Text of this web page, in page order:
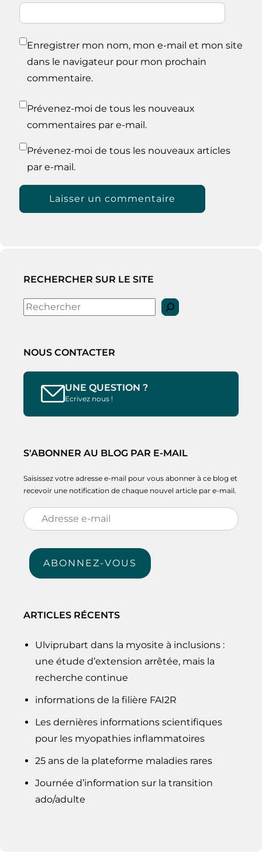
Enregistrer mon nom, mon e-mail et mon site
dans le navigateur pour mon prochain
commentaire.
Prévenez-moi de tous les nouveaux
commentaires par e-mail.
Prévenez-moi de tous les nouveaux articles
par e-mail.
RECHERCHER SUR LE SITE
Rechercher
NOUS CONTACTER
UNE QUESTION ?
Ecrivez nous !
S'ABONNER AU BLOG PAR E-MAIL
Saisissez votre adresse e-mail pour vous abonner à ce blog et
recevoir une notification de chaque nouvel article par e-mail.
Adresse
e-
mail
ABONNEZ-VOUS
ARTICLES RÉCENTS
Ulviprubart dans la myosite à inclusions :
une étude d’extension arrêtée, mais la
recherche continue
informations de la filière FAI2R
Les dernières informations scientifiques
pour les myopathies inflammatoires
25 ans de la plateforme maladies rares
Journée d’information sur la transition
ado/adulte